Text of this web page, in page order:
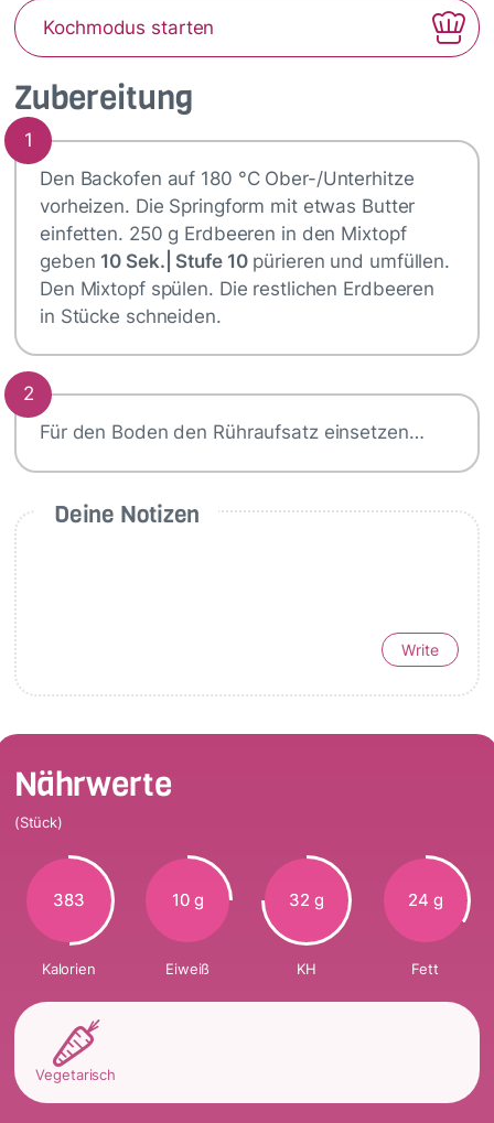
Zubereitung
1
Den Backofen auf 180 °C Ober-/Unterhitze
vorheizen. Die Springform mit etwas Butter
einfetten. 250 g Erdbeeren in den Mixtopf
geben 10 Sek.| Stufe 10pürieren und umfüllen.
Den Mixtopf spülen. Die restlichen Erdbeeren
in Stücke schneiden.
2
Für den Boden den Rühraufsatz einsetzen…
Deine Notizen
Write
Nährwerte
(Stück)
383
Kalorien
10 g
Eiweiß
32 g
KH
24 g
Fett
Vegetarisch
Kochmodus starten